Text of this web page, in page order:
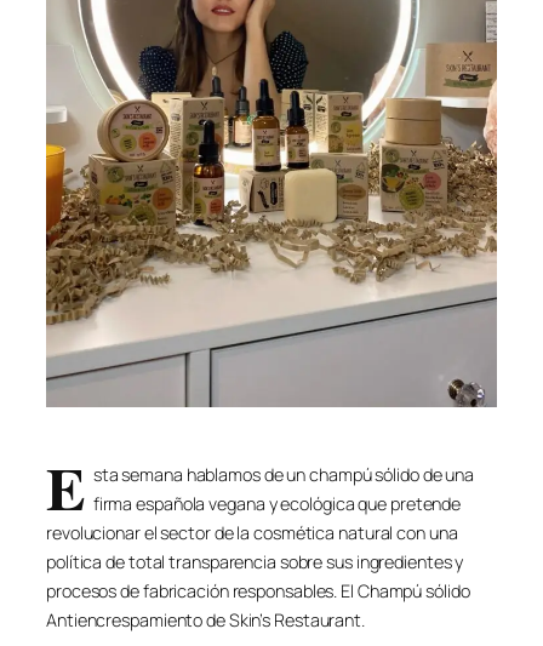
E sta semana hablamos de un champú sólido de una
firma española vegana y ecológica que pretende
revolucionar el sector de la cosmética natural con una
política de total transparencia sobre sus ingredientes y
procesos de fabricación responsables. El Champú sólido
Antiencrespamiento de Skin’s Restaurant.